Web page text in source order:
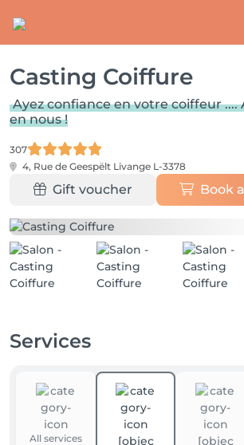
Casting Coiffure
Ayez confiance en votre coiffeur ....
en nous !
307
4, Rue de Geespëlt Livange L-3378
Gift voucher Book
Services
All services